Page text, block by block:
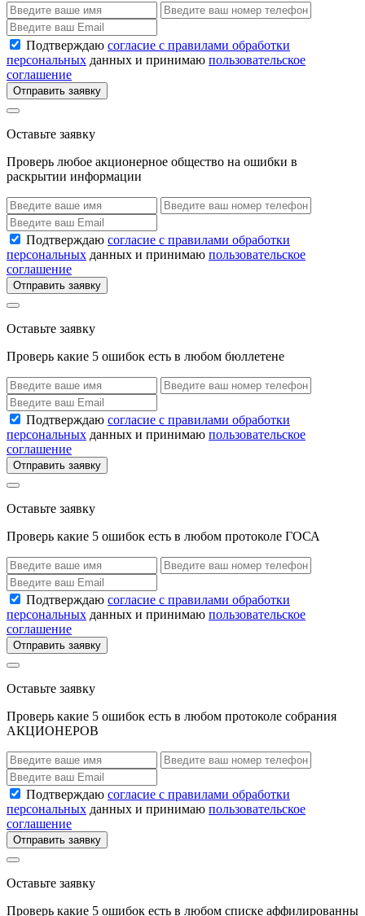
Подтверждаю согласие с правилами обработки
персональных данных и принимаю пользовательское
соглашение
Отправить заявку
Оставьте заявку
Проверь любое акционерное общество на ошибки в
раскрытии информации
Подтверждаю согласие с правилами обработки
персональных данных и принимаю пользовательское
соглашение
Отправить заявку
Оставьте заявку
Проверь какие 5 ошибок есть в любом бюллетене
Подтверждаю согласие с правилами обработки
персональных данных и принимаю пользовательское
соглашение
Отправить заявку
Оставьте заявку
Проверь какие 5 ошибок есть в любом протоколе ГОСА
Подтверждаю согласие с правилами обработки
персональных данных и принимаю пользовательское
соглашение
Отправить заявку
Оставьте заявку
Проверь какие 5 ошибок есть в любом протоколе собрания
АКЦИОНЕРОВ
Подтверждаю согласие с правилами обработки
персональных данных и принимаю пользовательское
соглашение
Отправить заявку
Оставьте заявку
Проверь какие 5 ошибок есть в любом списке аффилированны